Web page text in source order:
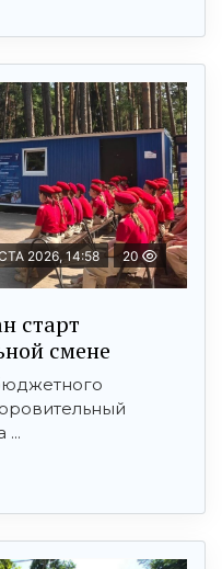
2026, 14:58 20
старт
смене
...